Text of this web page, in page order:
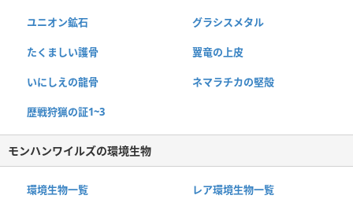
ユニオン鉱石 グラシスメタル
たくましい護骨 翼竜の上皮
いにしえの龍骨 ネマラチカの堅殻
歴戦狩猟の証1~3
モンハンワイルズの環境生物
環境生物一覧 レア環境生物一覧